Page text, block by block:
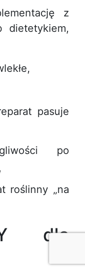
z
dietetykiem,
pasuje
po
roślinny „na
dla